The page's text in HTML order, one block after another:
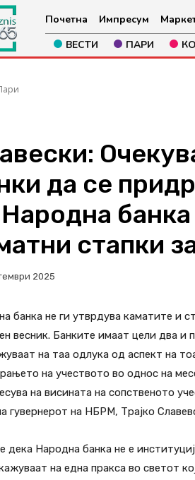
Почетна Импресум
ВЕСТИ
ПАРИ
да се
стапки
2025
банка не ги утврдува каматите и
весник. Банките имаат цели два и
на таа одлука од аспект на
на учеството во однос на
на висината на сопственото
гувернерот на НБРМ, Трајко
дека Народна банка не е
на една пракса во светот